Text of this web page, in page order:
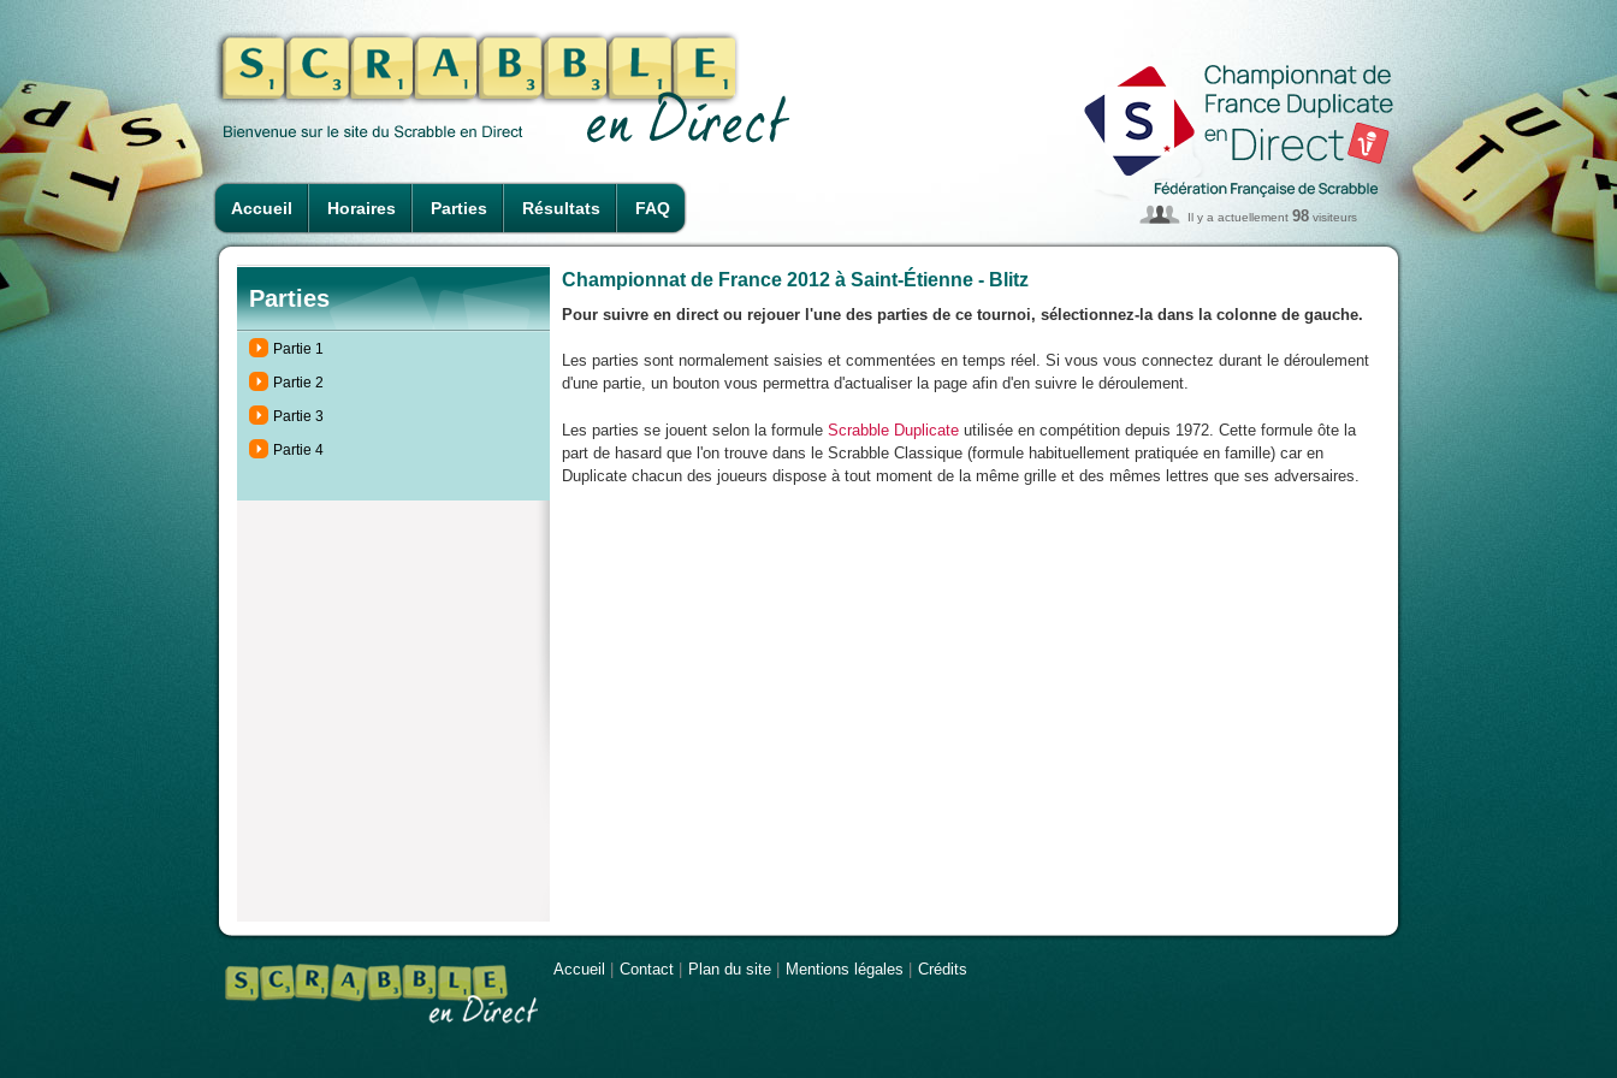
Accueil Horaires Parties Résultats FAQ Il y a actuellement 98 visiteurs
Parties
Partie 1
Partie 2
Partie 3
Partie 4
Championnat de France 2012 à Saint-Étienne - Blitz
Pour suivre en direct ou rejouer l'une des parties de ce tournoi, sélectionnez-la dans la colonne de gauche.
Les parties sont normalement saisies et commentées en temps réel. Si vous vous connectez durant le déroulement
d'une partie, un bouton vous permettra d'actualiser la page afin d'en suivre le déroulement.
Les parties se jouent selon la formule Scrabble Duplicate utilisée en compétition depuis 1972. Cette formule ôte la
part de hasard que l'on trouve dans le Scrabble Classique (formule habituellement pratiquée en famille) car en
Duplicate chacun des joueurs dispose à tout moment de la même grille et des mêmes lettres que ses adversaires.
Accueil Contact Plan du site Mentions légales Crédits